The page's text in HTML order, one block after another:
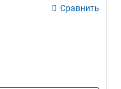
Сравнить